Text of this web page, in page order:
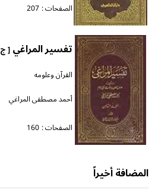
الصفحات : 207
تفسير المراغي[ ج ٢٢ ]
القرآن وعلومه
أحمد مصطفى المراغي
الصفحات : 160
المضافة أخيراً